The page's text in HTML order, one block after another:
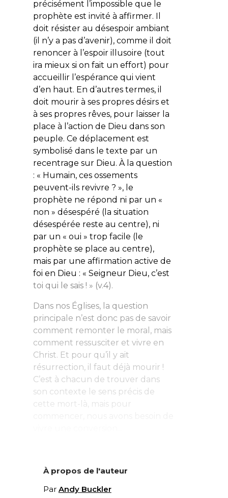
précisément l’impossible que le
prophète est invité à affirmer. Il
doit résister au désespoir ambiant
(il n’y a pas d’avenir), comme il doit
renoncer à l’espoir illusoire (tout
ira mieux si on fait un effort) pour
accueillir l’espérance qui vient
d’en haut. En d’autres termes, il
doit mourir à ses propres désirs et
à ses propres rêves, pour laisser la
place à l’action de Dieu dans son
peuple. Ce déplacement est
symbolisé dans le texte par un
recentrage sur Dieu. À la question
: « Humain, ces ossements
peuvent-ils revivre ? », le
prophète ne répond ni par un «
non » désespéré (la situation
désespérée reste au centre), ni
par un « oui » trop facile (le
prophète se place au centre),
mais par une affirmation active de
foi en Dieu : « Seigneur Dieu, c’est
toi qui le sais ! » (v.4).
Dans nos Églises, la question
principale n’est donc pas de savoir
comment remonter le moral, mais
comment ressusciter et vivre en
Christ. Et pour qu’il y ait
résurrection, il faut déjà mourir !
C’est à chacun de trouver dans
son contexte le sens précis de
cette mort-là, mais pour
À propos de l'auteur
Par Andy Buckler